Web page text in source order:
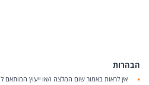
הבהרות
אין לראות באמור שום המלצה ו/או ייעוץ המותאם